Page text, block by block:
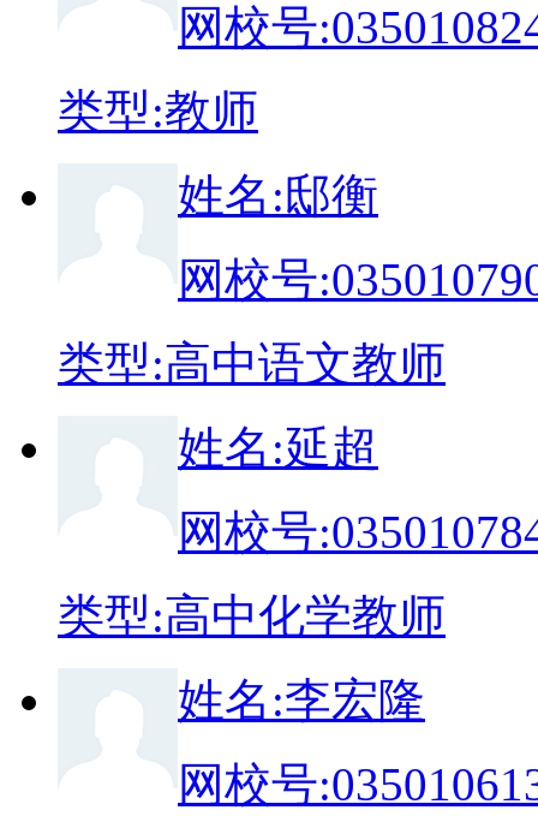
网校号:
类型:教师
姓名:邸衡
网校号:
类型:高中语文教师
姓名:延超
网校号:
类型:高中化学教师
姓名:李宏隆
网校号: